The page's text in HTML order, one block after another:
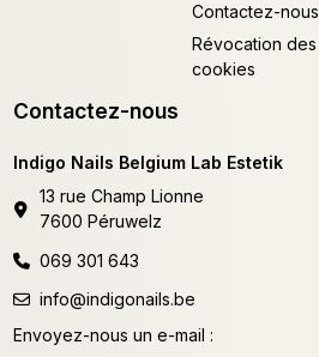
Contactez-nous
Révocation des
cookies
Contactez-nous
Indigo Nails Belgium Lab Estetik
13 rue Champ Lionne
7600 Péruwelz
069 301 643
info@indigonails.be
Envoyez-nous un e-mail :